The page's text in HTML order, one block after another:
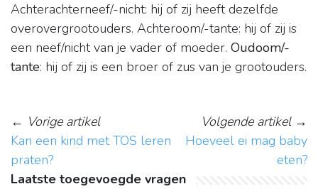
Achterachterneef/-nicht: hij of zij heeft dezelfde
overovergrootouders. Achteroom/-tante: hij of zij is
een neef/nicht van je vader of moeder. Oudoom/-
tante: hij of zij is een broer of zus van je grootouders.
← Vorige artikel
Kan een kind met TOS leren
praten?
Volgende artikel→
Hoeveel ei mag baby
eten?
Laatste toegevoegde vragen